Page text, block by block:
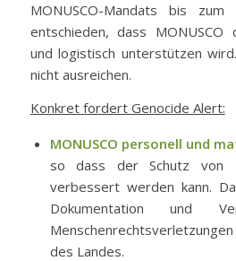
MONUSCO-Mandats bis
entschieden, dass MONUSCO
und logistisch unterstützen
nicht ausreichen.
Konkret fordert Genocide Alert:
MONUSCO personell und
so dass der Schutz von
verbessert werden kann.
Dokumentation und
des Landes.